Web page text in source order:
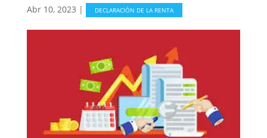
Abr 10, 2023 | DECLARACIÓN DE LA RENTA